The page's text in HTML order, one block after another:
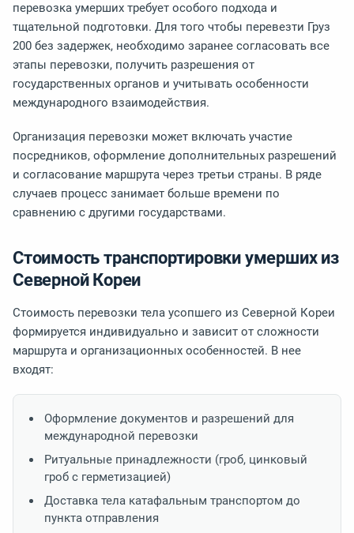
перевозка умерших требует особого подхода и
тщательной подготовки. Для того чтобы перевезти Груз
200 без задержек, необходимо заранее согласовать все
этапы перевозки, получить разрешения от
государственных органов и учитывать особенности
международного взаимодействия.
Организация перевозки может включать участие
посредников, оформление дополнительных разрешений
и согласование маршрута через третьи страны. В ряде
случаев процесс занимает больше времени по
сравнению с другими государствами.
Стоимость транспортировки умерших из
Северной Кореи
Стоимость перевозки тела усопшего из Северной Кореи
формируется индивидуально и зависит от сложности
маршрута и организационных особенностей. В нее
входят:
Оформление документов и разрешений для
международной перевозки
Ритуальные принадлежности (гроб, цинковый
гроб с герметизацией)
Доставка тела катафальным транспортом до
пункта отправления